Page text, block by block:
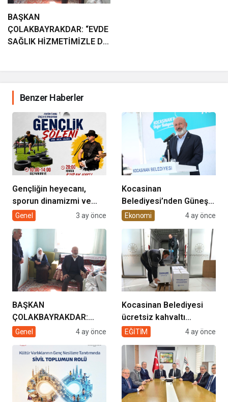
BAŞKAN
ÇOLAKBAYRAKDAR: “EVDE
SAĞLIK HİZMETİMİZLE DE
Benzer Haberler
Gençliğin heyecanı,
sporun dinamizmi ve
müziğin coşkusu
geliyor!
Genel 3 ay önce
Kocasinan
Belediyesi’nden Güneş
Enerjisi Hamlesi
Ekonomi 4 ay önce
BAŞKAN
ÇOLAKBAYRAKDAR:
“EVDE SAĞLIK
GÖNÜLLERE
DOKUNUYORUZ”
Genel 4 ay önce
Kocasinan Belediyesi
ücretsiz kahvaltı
desteği projesi
EĞİTİM 4 ay önce